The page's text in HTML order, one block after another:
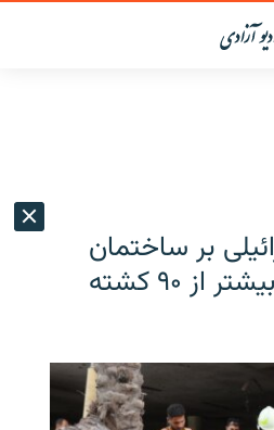
بر ساختمان
یک مکتب در غزه، بیشتر از ۹۰ کشته